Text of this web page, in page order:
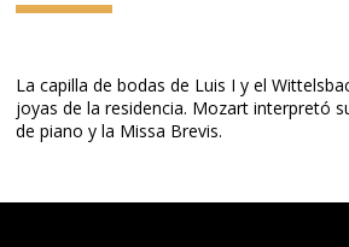
La capilla de bodas de Luis I y el
joyas de la residencia. Mozart interpretó
de piano y la Missa Brevis.